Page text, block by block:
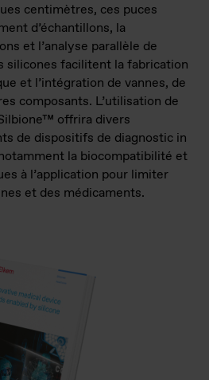
centimètres, ces puces
d’échantillons, la
et l’analyse parallèle de
silicones facilitent la fabrication
et l’intégration de vannes, de
composants. L’utilisation de
offrira divers
de dispositifs de diagnostic in
la biocompatibilité et
à l’application pour limiter
et des médicaments.